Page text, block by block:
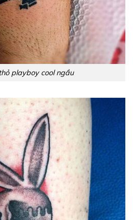
playboy cool ngầu